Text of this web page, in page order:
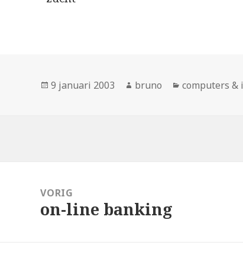
Geplaatst
9 januari 2003 Auteur
bruno Categorieën
computers
navigatieVORIG
Vorig
on-line banking